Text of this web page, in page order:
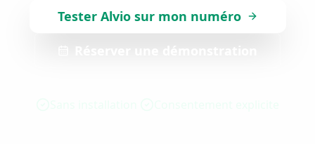
Tester Alvio sur mon numéro